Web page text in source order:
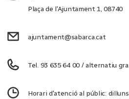
Plaça de l'Ajuntament 1, 08740
ajuntament@sabarca.cat
Tel. 93 635 64 00 / alternatiu
Horari d'atenció al públic: